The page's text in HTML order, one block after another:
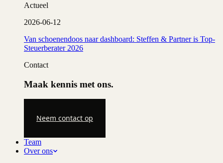
Actueel
2026-06-12
Van schoenendoos naar dashboard: Steffen & Partner is Top-
Steuerberater 2026
Contact
Maak kennis met ons.
Neem contact op
Team
Over ons